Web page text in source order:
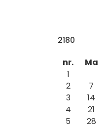
2180
nr.
Ma
1
2
7
3
14
4
21
5
28